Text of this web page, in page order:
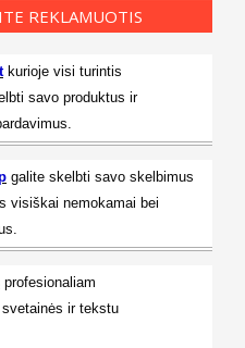
REKLAMUOTIS
kurioje visi turintis
savo produktus ir
galite skelbti savo skelbimus
visiškai nemokamai bei
profesionaliam
ir tekstu